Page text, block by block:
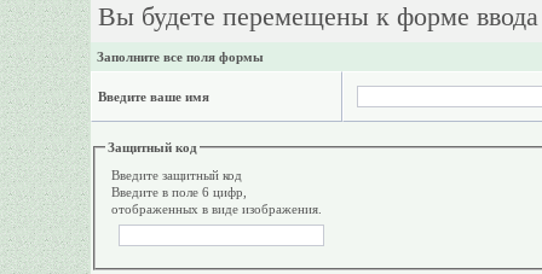
Вы будете перемещены к форме
Заполните все поля формы
Введите ваше имя
Защитный код
Введите защитный код
Введите в поле 6 цифр,
отображенных в виде изображения.